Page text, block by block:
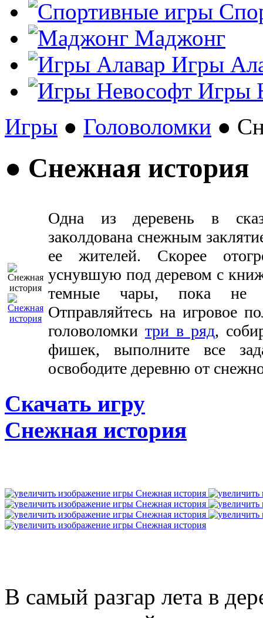
Маджонг
Игры
Игры
Игры ● Головоломки ●
● Снежная история
Одна из деревень в
заколдована снежным
ее жителей. Скорее
уснувшую под деревом с
темные чары, пока не
Отправляйтесь на игровое
головоломки три в ряд,
фишек, выполните все
освободите деревню от
Скачать игру
Снежная история
В самый разгар лета в